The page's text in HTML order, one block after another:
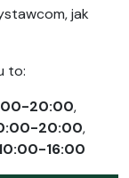
jak
to:
20:00,
20:00,
16:00